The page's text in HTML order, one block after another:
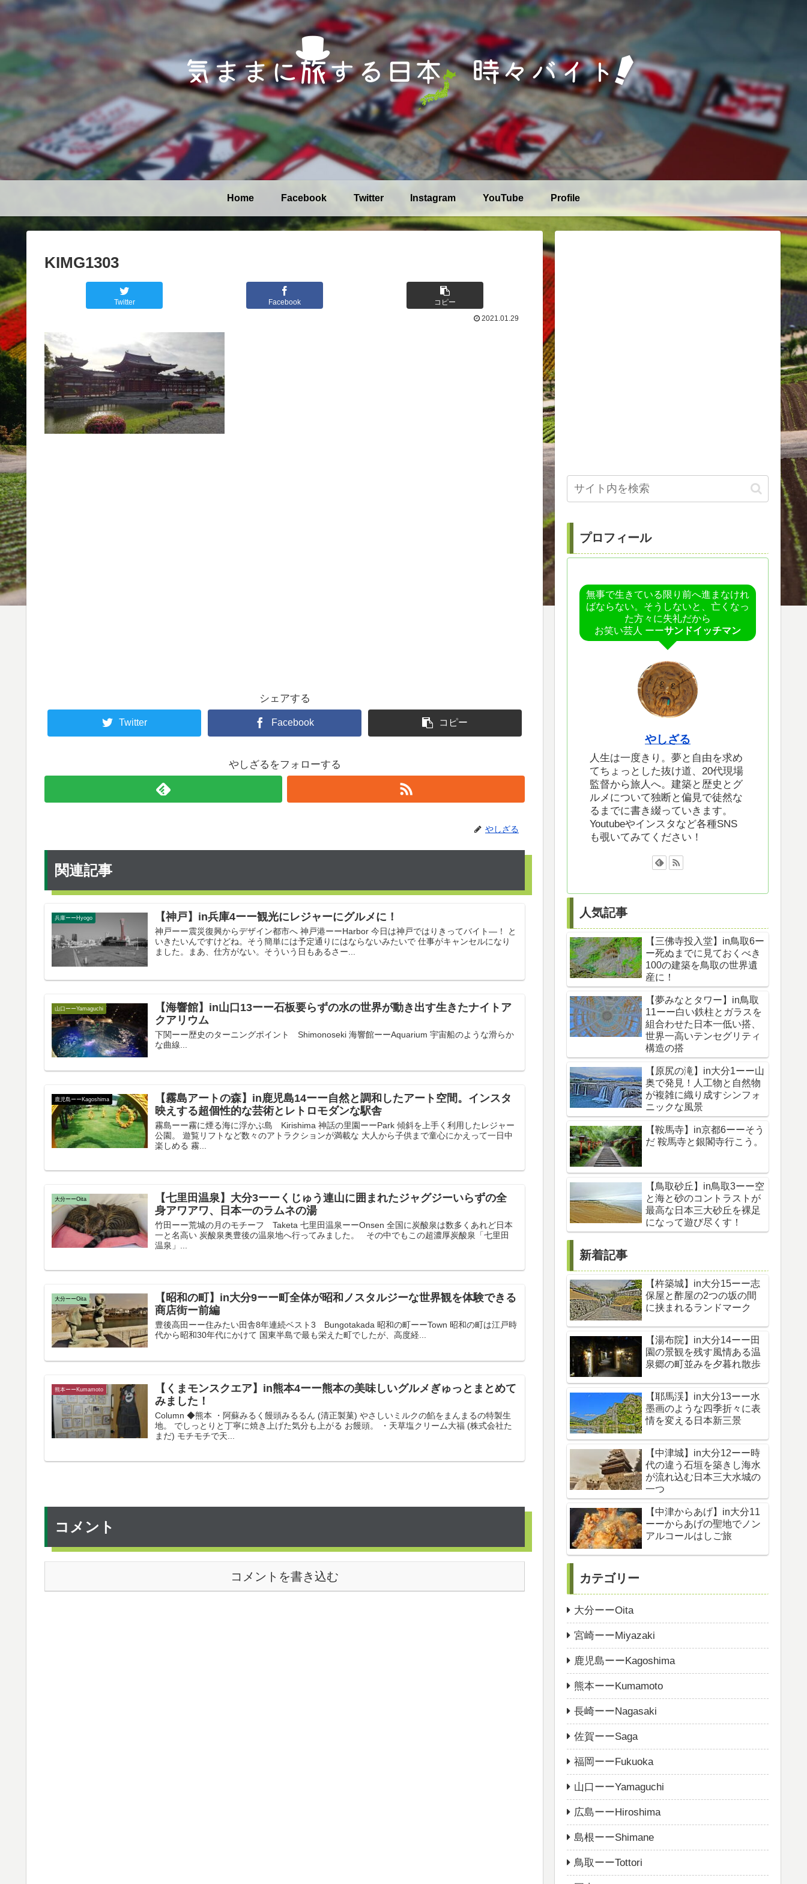
Home Facebook Twitter Instagram YouTube Profile
KIMG1303
Twitter Facebook
コピー
2021.01.29
シェアする
Twitter Facebook コピー
やしざるをフォローする
やしざる
関連記事
兵庫ーーHyogo 【神戸】in兵庫4ーー観光にレジャーにグルメに！
神戸ーー震災復興からデザイン都市へ 神戸港ーーHarbor 今日は神戸ではりきってバイト―！ と
いきたいんですけどね。そう簡単には予定通りにはならないみたいで 仕事がキャンセルになり
ました。まあ、仕方がない。そういう日もあるさー...
山口ーーYamaguchi
【海響館】in山口13ーー石板要らずの水の世界が動き出す生きたナイトア
クアリウム
下関ーー歴史のターニングポイント Shimonoseki 海響館ーーAquarium 宇宙船のような滑らか
な曲線...
鹿児島ーーKagoshima
【霧島アートの森】in鹿児島14ーー自然と調和したアート空間。インスタ
映えする超個性的な芸術とレトロモダンな駅舎
霧島ーー霧に煙る海に浮かぶ島 Kirishima 神話の里園ーーPark 傾斜を上手く利用したレジャー
公園。 遊覧リフトなど数々のアトラクションが満載な 大人から子供まで童心にかえって一日中
楽しめる 霧...
大分ーーOita
【七里田温泉】大分3ーーくじゅう連山に囲まれたジャグジーいらずの全
身アワアワ、日本一のラムネの湯
竹田ーー荒城の月のモチーフ Taketa 七里田温泉ーーOnsen 全国に炭酸泉は数多くあれど日本
一と名高い 炭酸泉奥豊後の温泉地へ行ってみました。 その中でもこの超濃厚炭酸泉「七里田
温泉」...
大分ーーOita
【昭和の町】in大分9ーー町全体が昭和ノスタルジーな世界観を体験できる
商店街ー前編
豊後高田ーー住みたい田舎8年連続ベスト3 Bungotakada 昭和の町ーーTown 昭和の町は江戸時
代から昭和30年代にかけて 国東半島で最も栄えた町でしたが、高度経...
熊本ーーKumamoto
【くまモンスクエア】in熊本4ーー熊本の美味しいグルメぎゅっとまとめて
みました！
Column ◆熊本 ・阿蘇みるく饅頭みるるん (清正製菓) やさしいミルクの餡をまんまるの特製生
地。 でしっとりと丁寧に焼き上げた気分も上がる お饅頭。 ・天草塩クリーム大福 (株式会社た
まだ) モチモチで天...
コメント
コメントを書き込む
プロフィール
無事で生きている限り前へ進まなけれ
ばならない。そうしないと、亡くなっ
た方々に失礼だから
お笑い芸人 ーーサンドイッチマン
やしざる
人生は一度きり。夢と自由を求め
てちょっとした抜け道、20代現場
監督から旅人へ。建築と歴史とグ
ルメについて独断と偏見で徒然な
るまでに書き綴っていきます。
Youtubeやインスタなど各種SNS
も覗いてみてください！
人気記事
【三佛寺投入堂】in鳥取6ー
ー死ぬまでに見ておくべき
100の建築を鳥取の世界遺
産に！
【夢みなとタワー】in鳥取
11ーー白い鉄柱とガラスを
組合わせた日本一低い搭、
世界一高いテンセグリティ
構造の搭
【原尻の滝】in大分1ーー山
奥で発見！人工物と自然物
が複雑に織り成すシンフォ
ニックな風景
【鞍馬寺】in京都6ーーそう
だ 鞍馬寺と銀閣寺行こう。
【鳥取砂丘】in鳥取3ーー空
と海と砂のコントラストが
最高な日本三大砂丘を裸足
になって遊び尽くす！
新着記事
【杵築城】in大分15ーー志
保屋と酢屋の2つの坂の間
に挟まれるランドマーク
【湯布院】in大分14ーー田
園の景観を残す風情ある温
泉郷の町並みを夕暮れ散歩
【耶馬渓】in大分13ーー水
墨画のような四季折々に表
情を変える日本新三景
【中津城】in大分12ーー時
代の違う石垣を築きし海水
が流れ込む日本三大水城の
一つ
【中津からあげ】in大分11
ーーからあげの聖地でノン
アルコールはしご旅
カテゴリー
大分ーーOita
宮崎ーーMiyazaki
鹿児島ーーKagoshima
熊本ーーKumamoto
長崎ーーNagasaki
佐賀ーーSaga
福岡ーーFukuoka
山口ーーYamaguchi
広島ーーHiroshima
島根ーーShimane
鳥取ーーTottori